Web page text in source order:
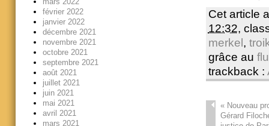
Cet article
12:32,
merkel ,
grâce au
trackback :
«Nouveau
Gérard
février 2022
janvier 2022
décembre 2021
novembre 2021
octobre 2021
septembre 2021
août 2021
juillet 2021
juin 2021
mai 2021
avril 2021
mars 2021